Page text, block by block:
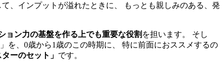
、インプットが溢れたときに、 もっとも親しみのある、発
ョン力の基盤を作る上でも重要な役割 を担います。 そし
を、0歳から1歳のこの時期に、 特に前面におススメするの
ーのセット」 です。